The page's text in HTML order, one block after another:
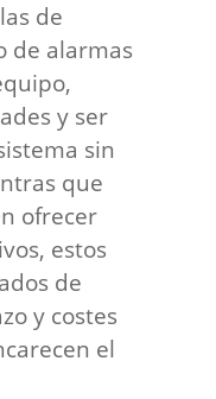
de
de alarmas
y ser
sin
que
ofrecer
estos
de
y costes
el